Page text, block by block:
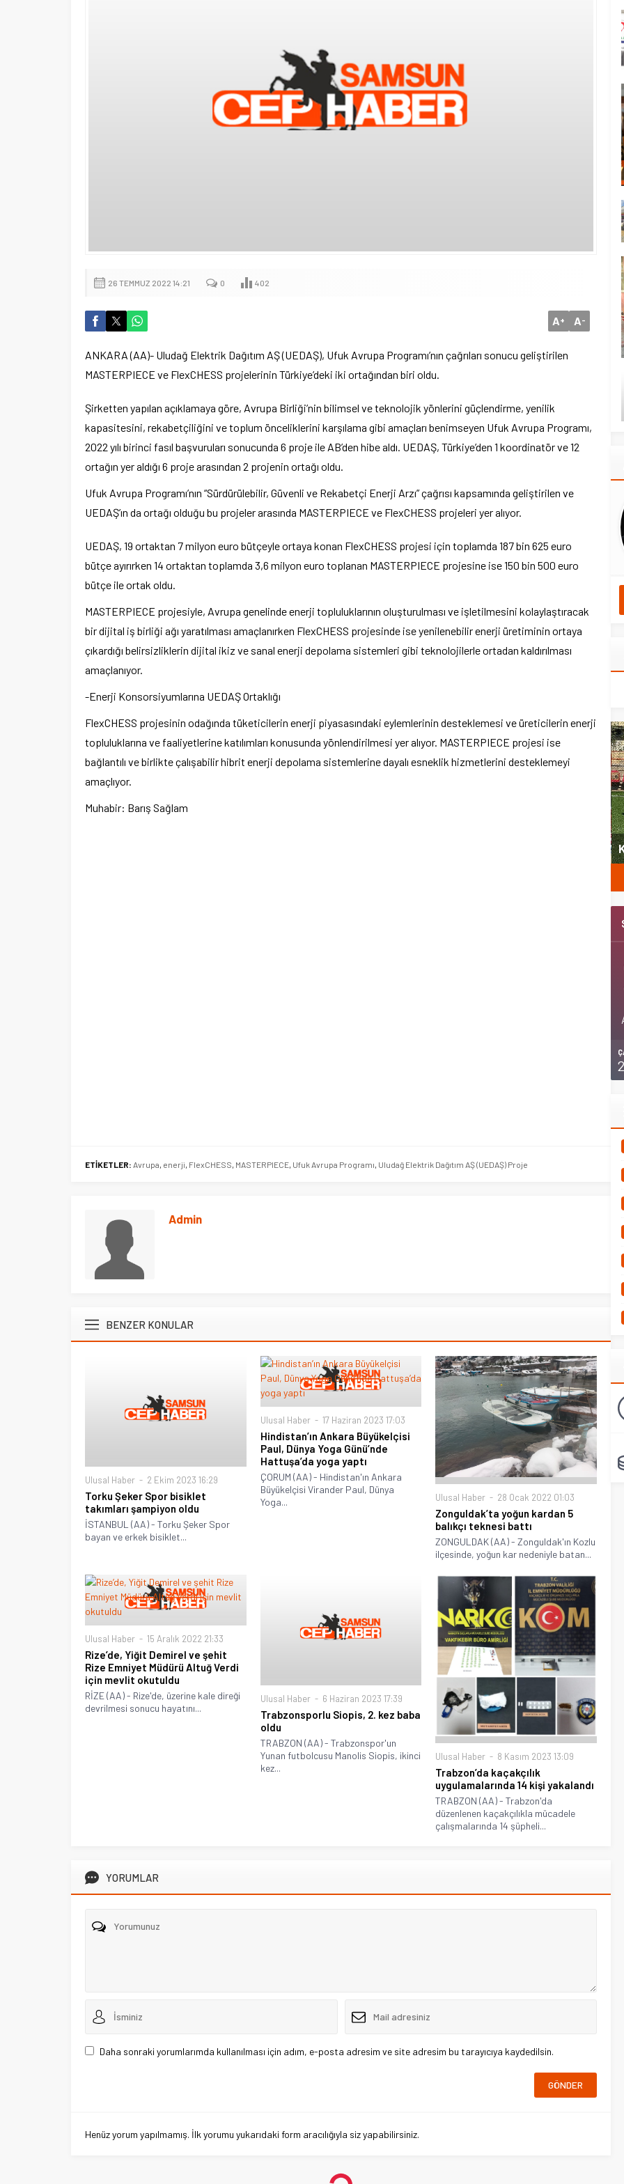
26 TEMMUZ 2022 14:21 0 402
A+ A-
ANKARA (AA)- Uludağ Elektrik Dağıtım AŞ (UEDAŞ), Ufuk Avrupa Programı’nın çağrıları sonucu geliştirilen
MASTERPIECE ve FlexCHESS projelerinin Türkiye’deki iki ortağından biri oldu.
Şirketten yapılan açıklamaya göre, Avrupa Birliği’nin bilimsel ve teknolojik yönlerini güçlendirme, yenilik
kapasitesini, rekabetçiliğini ve toplum önceliklerini karşılama gibi amaçları benimseyen Ufuk Avrupa Programı,
2022 yılı birinci fasıl başvuruları sonucunda 6 proje ile AB’den hibe aldı. UEDAŞ, Türkiye’den 1 koordinatör ve 12
ortağın yer aldığı 6 proje arasından 2 projenin ortağı oldu.
Ufuk Avrupa Programı’nın “Sürdürülebilir, Güvenli ve Rekabetçi Enerji Arzı” çağrısı kapsamında geliştirilen ve
UEDAŞ’ın da ortağı olduğu bu projeler arasında MASTERPIECE ve FlexCHESS projeleri yer alıyor.
UEDAŞ, 19 ortaktan 7 milyon euro bütçeyle ortaya konan FlexCHESS projesi için toplamda 187 bin 625 euro
bütçe ayırırken 14 ortaktan toplamda 3,6 milyon euro toplanan MASTERPIECE projesine ise 150 bin 500 euro
bütçe ile ortak oldu.
MASTERPIECE projesiyle, Avrupa genelinde enerji topluluklarının oluşturulması ve işletilmesini kolaylaştıracak
bir dijital iş birliği ağı yaratılması amaçlanırken FlexCHESS projesinde ise yenilenebilir enerji üretiminin ortaya
çıkardığı belirsizliklerin dijital ikiz ve sanal enerji depolama sistemleri gibi teknolojilerle ortadan kaldırılması
amaçlanıyor.
-Enerji Konsorsiyumlarına UEDAŞ Ortaklığı
FlexCHESS projesinin odağında tüketicilerin enerji piyasasındaki eylemlerinin desteklemesi ve üreticilerin enerji
topluluklarına ve faaliyetlerine katılımları konusunda yönlendirilmesi yer alıyor. MASTERPIECE projesi ise
bağlantılı ve birlikte çalışabilir hibrit enerji depolama sistemlerine dayalı esneklik hizmetlerini desteklemeyi
amaçlıyor.
Muhabir: Barış Sağlam
ETİKETLER: Avrupa, enerji, FlexCHESS, MASTERPIECE, Ufuk Avrupa Programı, Uludağ Elektrik Dağıtım AŞ (UEDAŞ) Proje
Admin
BENZER KONULAR
Ulusal Haber 2 Ekim 2023 16:29
Torku Şeker Spor bisiklet
takımları şampiyon oldu
İSTANBUL (AA) - Torku Şeker Spor
bayan ve erkek bisiklet...
Ulusal Haber 17 Haziran 2023 17:03
Hindistan’ın Ankara Büyükelçisi
Paul, Dünya Yoga Günü’nde
Hattuşa’da yoga yaptı
ÇORUM (AA) - Hindistan'ın Ankara
Büyükelçisi Virander Paul, Dünya
Yoga...
Ulusal Haber 28 Ocak 2022 01:03
Zonguldak’ta yoğun kardan 5
balıkçı teknesi battı
ZONGULDAK (AA) - Zonguldak'ın Kozlu
ilçesinde, yoğun kar nedeniyle batan...
Ulusal Haber 15 Aralık 2022 21:33
Rize’de, Yiğit Demirel ve şehit
Rize Emniyet Müdürü Altuğ Verdi
için mevlit okutuldu
RİZE (AA) - Rize'de, üzerine kale direği
devrilmesi sonucu hayatını...
Ulusal Haber 6 Haziran 2023 17:39
Trabzonsporlu Siopis, 2. kez baba
oldu
TRABZON (AA) - Trabzonspor'un
Yunan futbolcusu Manolis Siopis, ikinci
kez...
Ulusal Haber 8 Kasım 2023 13:09
Trabzon’da kaçakçılık
uygulamalarında 14 kişi yakalandı
TRABZON (AA) - Trabzon'da
düzenlenen kaçakçılıkla mücadele
çalışmalarında 14 şüpheli...
YORUMLAR
Daha sonraki yorumlarımda kullanılması için adım, e-posta adresim ve site adresim bu tarayıcıya kaydedilsin.
Henüz yorum yapılmamış. İlk yorumu yukarıdaki form aracılığıyla siz yapabilirsiniz.